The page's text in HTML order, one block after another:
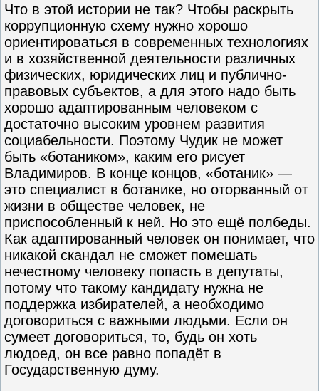
Что в этой истории не так? Чтобы раскрыть
коррупционную схему нужно хорошо
ориентироваться в современных технологиях
и в хозяйственной деятельности различных
физических, юридических лиц и публично-
правовых субъектов, а для этого надо быть
хорошо адаптированным человеком с
достаточно высоким уровнем развития
социабельности. Поэтому Чудик не может
быть «ботаником», каким его рисует
Владимиров. В конце концов, «ботаник» —
это специалист в ботанике, но оторванный от
жизни в обществе человек, не
приспособленный к ней. Но это ещё полбеды.
Как адаптированный человек он понимает, что
никакой скандал не сможет помешать
нечестному человеку попасть в депутаты,
потому что такому кандидату нужна не
поддержка избирателей, а необходимо
договориться с важными людьми. Если он
сумеет договориться, то, будь он хоть
людоед, он все равно попадёт в
Государственную думу.